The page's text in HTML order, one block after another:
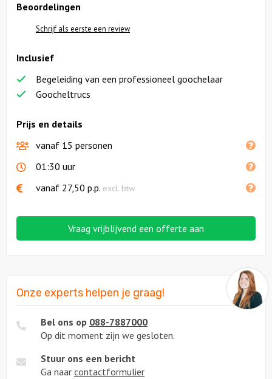
Segwaytours
Themafeesten
Dinnershows
Beoordelingen
Schrijf als eerste een review
Prijs en details
vanaf 15 personen
01:30 uur
vanaf 27,50 p.p. excl. btw
Inclusief
Begeleiding van een professioneel goochelaar
Goocheltrucs
Vraag vrijblijvend een offerte aan
Onze experts helpen je graag!
Bel ons op 088-7887000
Op dit moment zijn we gesloten.
Stuur ons een bericht
Ga naar contactformulier